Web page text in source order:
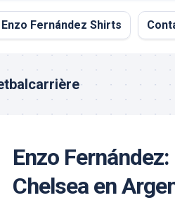
Enzo Fernández Shirts
Enzo
Chelsea en